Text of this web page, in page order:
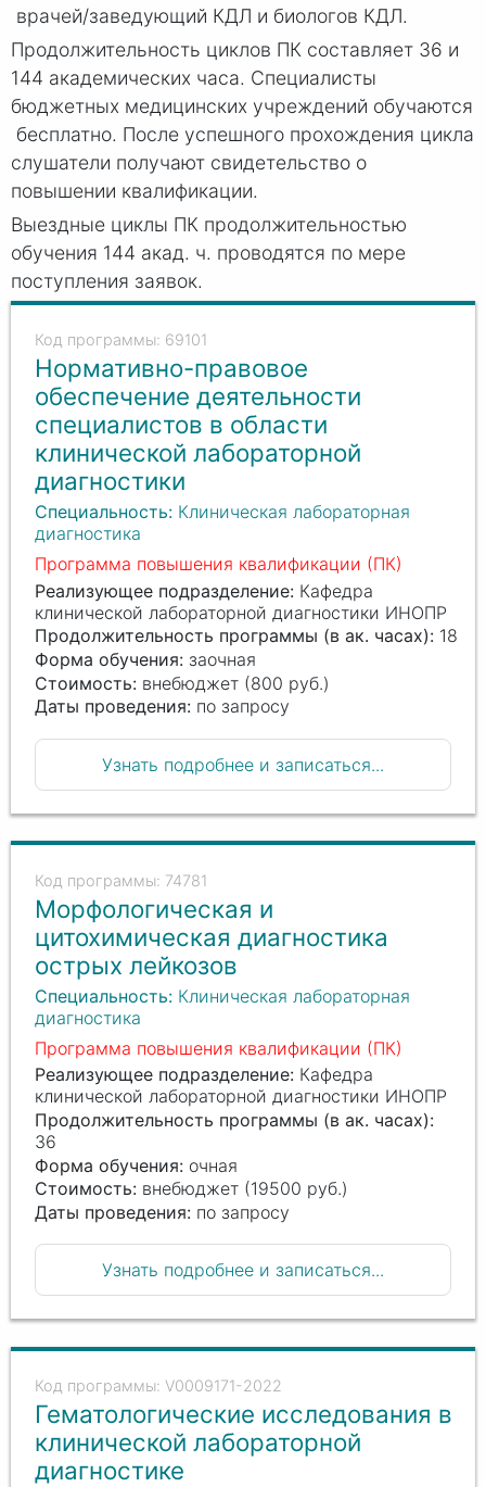
Инфекционные болезни, Детская
эндокринология, Стоматология терапевтическая,
Профпатология, Скорая медицинская помощь,
Травматология и ортопедия, Патологическая
анатомия, Челюстно-лицевая хирургия, Детская
онкология-гематология, Авиационная и
космическая медицина, Нефрология,
Фтизиатрия, Водолазная медицина,
Бактериология, Нейрохирургия, Вирусология,
Детская кардиология, Колопроктология,
Генетика, Гигиена детей и подростков, Гигиена
питания, Гигиена труда, Гигиеническое
воспитание, Дезинфектология, Торакальная
хирургия, Остеопатия, Ортодонтия,
Медико-социальная экспертиза, Стоматология
детская, Медицинская микробиология,
Стоматология общей практики, Стоматология
ортопедическая, Стоматология хирургическая,
Общая гигиена, Паразитология, Радиационная
гигиена, Санитарно-гигиенические
лабораторные исследования, Сексология,
Социальная гигиена и организация
госсанэпидслужбы, Судебно-медицинская
экспертиза, Судебно-психиатрическая
экспертиза, Токсикология, Трансфузиология,
Эпидемиология
врачей/заведующий КДЛ и биологов КДЛ.
Продолжительность циклов ПК составляет 36 и
144 академических часа. Специалисты
бюджетных медицинских учреждений обучаются
бесплатно. После успешного прохождения цикла
слушатели получают свидетельство о
повышении квалификации.
Выездные циклы ПК продолжительностью
обучения 144 акад. ч. проводятся по мере
поступления заявок.
69101
Нормативно-правовое
обеспечение деятельности
специалистов в области
клинической лабораторной
диагностики
Специальность:
диагностика
Программа повышения квалификации (ПК)
Реализующее подразделение: Кафедра
клинической лабораторной диагностики ИНОПР
Продолжительность программы (в ак. часах): 18
Форма обучения: заочная
Стоимость: внебюджет (800 руб.)
Даты проведения: по запросу
Узнать подробнее и записаться...
74781
Морфологическая и
цитохимическая диагностика
острых лейкозов
Специальность:
диагностика
Программа повышения квалификации (ПК)
Реализующее подразделение: Кафедра
клинической лабораторной диагностики ИНОПР
Продолжительность программы (в ак. часах):
36
Форма обучения: очная
Стоимость: внебюджет (19500 руб.)
Даты проведения: по запросу
Узнать подробнее и записаться...
V0009171-2022
Гематологические исследования в
клинической лабораторной
диагностике